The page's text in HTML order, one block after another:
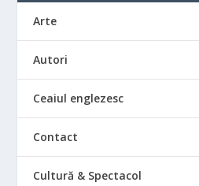
Arte
Autori
Ceaiul englezesc
Contact
Cultură & Spectacol